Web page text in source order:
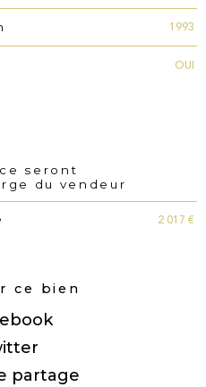
1993
OUI
seront
du vendeur
2 017 €
ce bien
partage